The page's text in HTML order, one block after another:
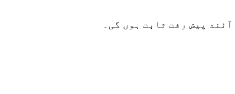
پیش رفت ثابت ہوں گی۔